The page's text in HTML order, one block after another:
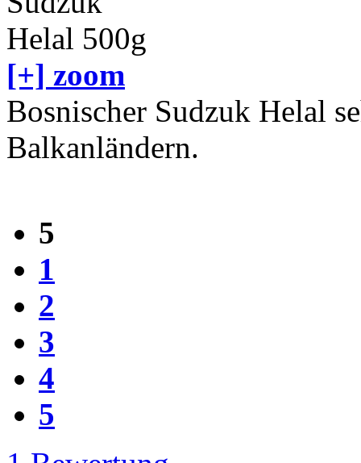
[+] zoom
Bosnischer Sudzuk Helal
Balkanländern.
5
1
2
3
4
5